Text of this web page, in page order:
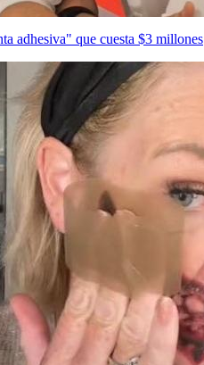
adhesiva" que cuesta $3 millones